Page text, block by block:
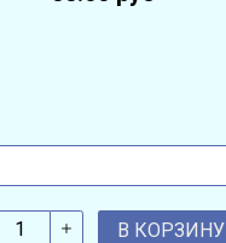
В КОРЗИНУ